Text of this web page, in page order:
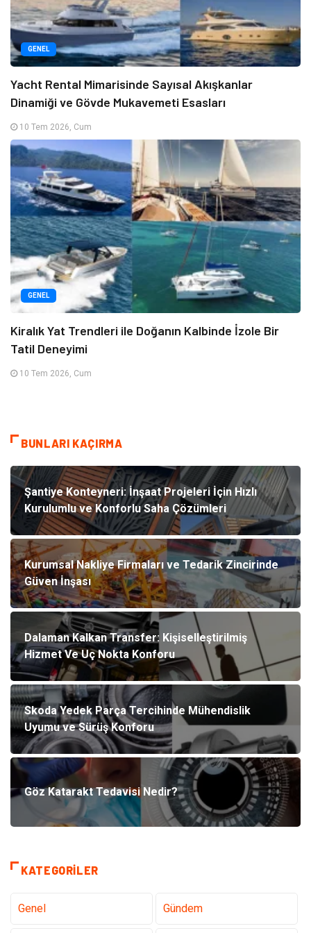
GENEL
Yacht Rental Mimarisinde Sayısal Akışkanlar
Dinamiği ve Gövde Mukavemeti Esasları
10 Tem 2026, Cum
GENEL
Kiralık Yat Trendleri ile Doğanın Kalbinde İzole Bir
Tatil Deneyimi
10 Tem 2026, Cum
BUNLARI KAÇIRMA
Şantiye Konteyneri: İnşaat Projeleri İçin Hızlı
Kurulumlu ve Konforlu Saha Çözümleri
Kurumsal Nakliye Firmaları ve Tedarik Zincirinde
Güven İnşası
Dalaman Kalkan Transfer: Kişiselleştirilmiş
Hizmet Ve Uç Nokta Konforu
Skoda Yedek Parça Tercihinde Mühendislik
Uyumu ve Sürüş Konforu
Göz Katarakt Tedavisi Nedir?
KATEGORILER
Genel Gündem